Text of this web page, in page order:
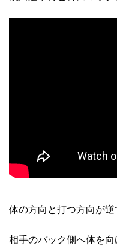
体の方向と打つ方向が逆
相手のバック側へ体を